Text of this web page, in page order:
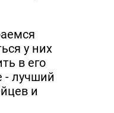
у них
в его
- лучший
и